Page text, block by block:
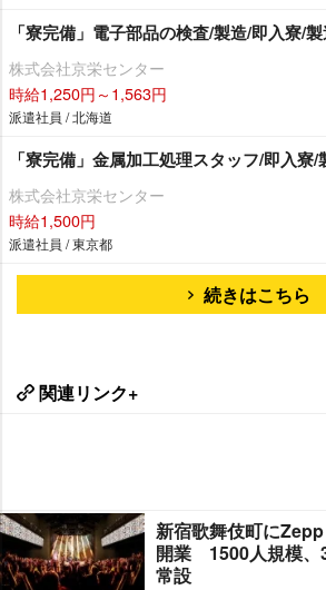
「寮完備」電子部品の検査/製造/即入寮/
株式会社京栄センター
時給1,250円～1,563円
派遣社員 / 北海道
「寮完備」金属加工処理スタッフ/即入寮
株式会社京栄センター
時給1,500円
派遣社員 / 東京都
続きはこちら
関連リンク+
新宿歌舞伎町に
開業 1500人規模、
常設